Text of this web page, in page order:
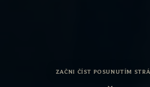
ZAČNI ČÍST POSUNUTÍM